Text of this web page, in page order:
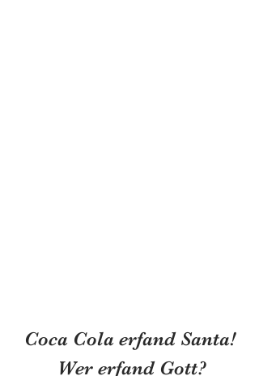
Coca Cola erfand Santa!
Wer erfand Gott?